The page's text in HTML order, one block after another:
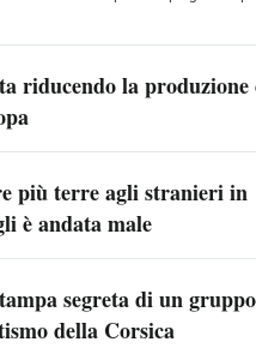
riducendo la produzione
più terre agli stranieri in
è andata male
segreta di un
della Corsica